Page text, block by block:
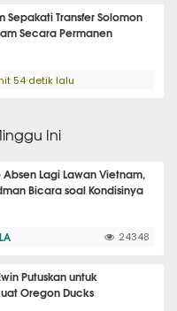
Sepakati Transfer Solomon
Secara Permanen
54 detik lalu
Ini
Lagi Lawan Vietnam,
Bicara soal Kondisinya
24348
Putuskan untuk
Oregon Ducks